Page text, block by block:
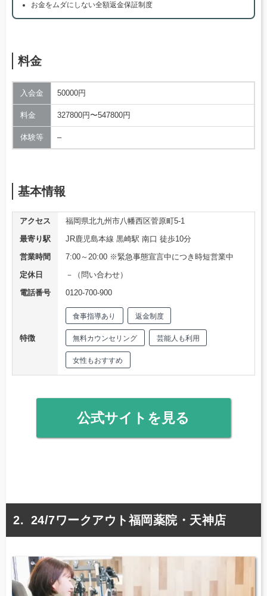
お金をムダにしない全額返金保証制度
料金
入会金 50000円
料金 327800円〜547800円
体験等 –
基本情報
アクセス
福岡県北九州市八幡西区菅原町5-1
最寄り駅
JR鹿児島本線 黒崎駅 南口 徒歩10分
営業時間
7:00～20:00 ※緊急事態宣言中につき時短営業中
定休日
－（問い合わせ）
電話番号
0120-700-900
特徴
食事指導あり 返金制度
無料カウンセリング 芸能人も利用
女性もおすすめ
公式サイトを見る
24/7ワークアウト福岡薬院・天神店